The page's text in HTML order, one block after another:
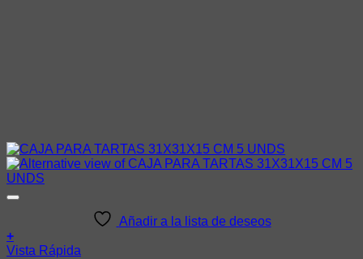
Añadir a la lista de deseos
+
Vista Rápida